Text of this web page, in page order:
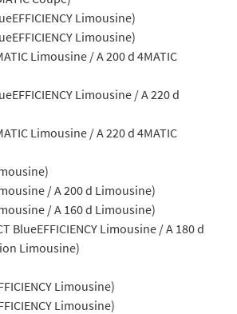
Limousine)
Limousine)
Limousine / A 200 d 4MATIC
Limousine / A 220 d
Limousine / A 220 d 4MATIC
/ A 200 d Limousine)
/ A 160 d Limousine)
BlueEFFICIENCY Limousine / A 180 d
Limousine)
Limousine)
Limousine)